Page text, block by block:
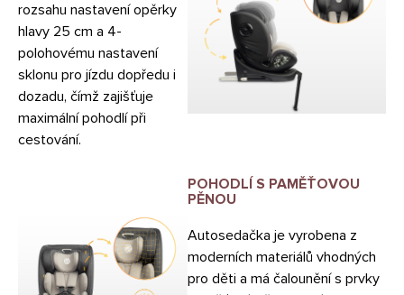
rozsahu nastavení opěrky
hlavy 25 cm a 4-
polohovému nastavení
sklonu pro jízdu dopředu i
dozadu, čímž zajišťuje
maximální pohodlí při
cestování.
POHODLÍ S PAMĚŤOVOU
PĚNOU
Autosedačka je vyrobena z
moderních materiálů vhodných
pro děti a má čalounění s prvky